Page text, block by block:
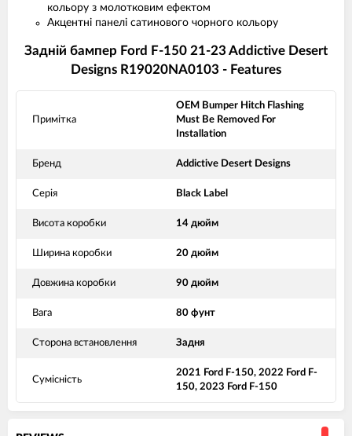
кольору з молотковим ефектом
Акцентні панелі сатинового чорного кольору
Задній бампер Ford F-150 21-23 Addictive Desert
Designs R19020NA0103 - Features
Примітка
OEM Bumper Hitch Flashing
Must Be Removed For
Installation
Бренд Addictive Desert Designs
Серія Black Label
Висота коробки 14 дюйм
Ширина коробки 20 дюйм
Довжина коробки 90 дюйм
Вага 80 фунт
Сторона встановлення Задня
Сумісність
2021 Ford F-150, 2022 Ford F-
150, 2023 Ford F-150